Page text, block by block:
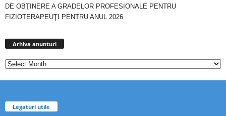
DE OBŢINERE A GRADELOR PROFESIONALE PENTRU
FIZIOTERAPEUŢI PENTRU ANUL 2026
Arhiva anunturi
Legaturi utile